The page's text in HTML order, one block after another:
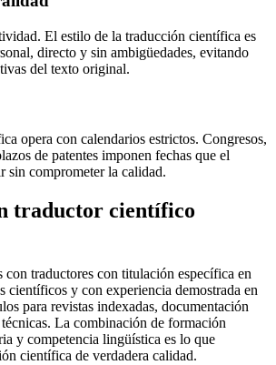
El estilo de la traducción científica es
directo y sin ambigüedades, evitando
del texto original.
opera con calendarios estrictos. Congresos,
de patentes imponen fechas que el
sin comprometer la calidad.
traductor científico
traductores con titulación específica en
científicos y con experiencia demostrada en
para revistas indexadas, documentación
La combinación de formación
y competencia lingüística es lo que
científica de verdadera calidad.